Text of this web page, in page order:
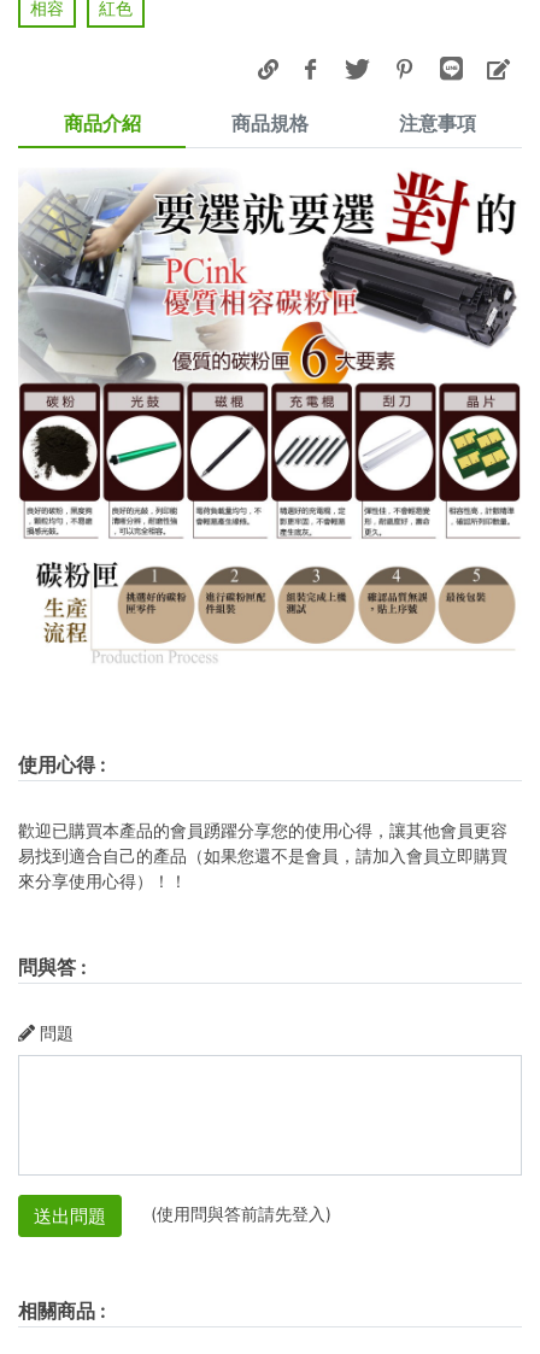
相容 紅色
商品介紹 商品規格 注意事項
使用心得:
歡迎已購買本產品的會員踴躍分享您的使用心得，讓其他會員更容
易找到適合自己的產品（如果您還不是會員，請加入會員立即購買
來分享使用心得）！！
問與答 :
問題
送出問題 (使用問與答前請先登入)
相關商品 :